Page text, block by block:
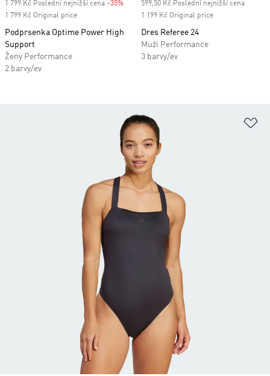
1 799 Kč Poslední nejnižší cena -35% Discount
1 799 Kč Original price
Podprsenka Optime Power High
Support
Ženy Performance
2 barvy/ev
599,50 Kč Poslední nejnižší cena
1 199 Kč Original price
Dres Referee 24
Muži Performance
3 barvy/ev